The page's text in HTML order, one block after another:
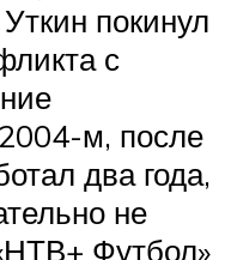
покинул
с
м, после
два года,
не
Футбол»